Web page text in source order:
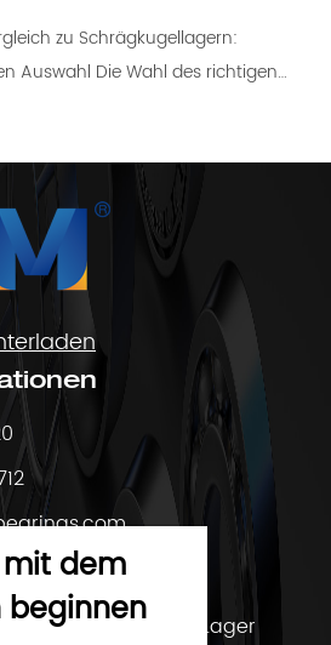
zu Schrägkugellagern:
des richtigen
oder mehr über Lager
mit dem
beginnen